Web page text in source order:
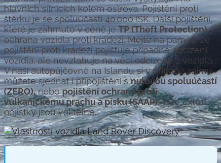
hlavních silnicích kolem ostrova. Pojištění proti
štěrku je se spoluúčastí 40.000 ISK. Dalšípojištění,
které je zahrnuto v ceně jeTP (Theft Protection)–
ochrana vozidla proti krádeži. Mějte na paměti, že
pojištění proti krádeži pojišťuje případné odcizení
vozidla, ale nevztahuje na věci odcizené z vozidla.
V naší autopůjčovně na Islandu si v případě zájmu
můžete sjednat i připojištění snulovou spoluúčastí
(ZERO),nebopojištění ochrany proti
vulkanickému prachu a písku (SAAP).Tyto extra
pojistky jsou volitelné.